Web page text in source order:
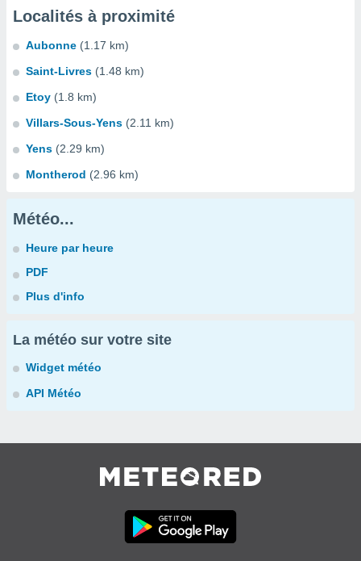
Localités à proximité
Aubonne (1.17 km)
Saint-Livres (1.48 km)
Etoy (1.8 km)
Villars-Sous-Yens (2.11 km)
Yens (2.29 km)
Montherod (2.96 km)
Météo...
Heure par heure
PDF
Plus d'info
La météo sur votre site
Widget météo
API Météo